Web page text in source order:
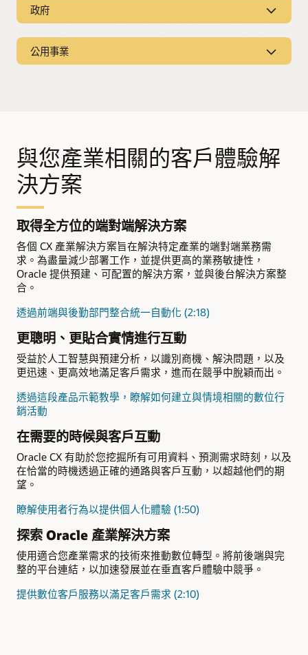
功能
企業銀行解決方案 (PDF)
保險解決方案
平台銀行
工業製造解決方案
汽車解決方案
數位客戶獲取
為合作夥伴助力
為經銷商提供支援 (PDF)
Oracle CX for Consumer Markets 為消費品、零售和批發經銷
部門提供量身打造的解決方案。
探索零售—行銷與忠誠度解決方案
Oracle 零售解決方案
零售業的客戶忠誠度解決方
案 (3:21)
零售業的商業活動管理解決
B2C 零售服務
政府
Oracle CX for Government 為衛生與公共服務、地方政府以及
政府自助服務和資格提供領先業界的解決方案。
功能
衛生與人性化服務解決方案
專業政府服務
接收與資格
數位公民參與
24x7 全渠道互動
社群發展
兒童福利和扶養
公用事業
解決方案
公用事業的人工智慧與行為
科學
案
與您產業相關的客戶體驗解
決方案
取得全方位的端對端解決方案
各個 CX 產業解決方案旨在解決特定產業的端對端業務需
求。為盡量減少部署工作，並提供更高的業務敏捷性，
Oracle 提供預建、可配置的解決方案，並與後台解決方案整
合。
透過前端與後勤部門整合統一自動化 (2:18)
更聰明、更貼合實情進行互動
受益於人工智慧與預建分析，以識別商機、解決問題，以及
更迅速、更高效地滿足客戶需求，進而在競爭中脫穎而出。
透過這段產品示範教學，瞭解如何建立與情境相關的數位行
銷活動
在需要的時候與客戶互動
Oracle CX 有助於您挖掘所有可用資料、預測需求時刻，以及
在恰當的時機透過正確的通路與客戶互動，以超越他們的期
望。
瞭解使用者行為以提供個人化體驗 (1:50)
探索 Oracle 產業解決方案
使用適合您產業需求的技術來推動數位轉型。將前後端與完
整的平台連結，以加速發展並在垂直客戶體驗中競爭。
提供數位客戶服務以滿足客戶需求 (2:10)